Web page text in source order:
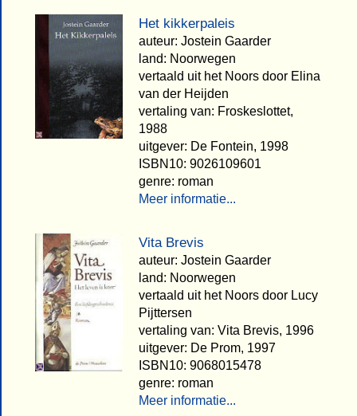
Het kikkerpaleis
auteur: Jostein Gaarder
land: Noorwegen
vertaald uit het Noors door Elina
van der Heijden
vertaling van: Froskeslottet,
1988
uitgever: De Fontein, 1998
ISBN10: 9026109601
genre: roman
Meer informatie...
Vita Brevis
auteur: Jostein Gaarder
land: Noorwegen
vertaald uit het Noors door Lucy
Pijttersen
vertaling van: Vita Brevis, 1996
uitgever: De Prom, 1997
ISBN10: 9068015478
genre: roman
Meer informatie...